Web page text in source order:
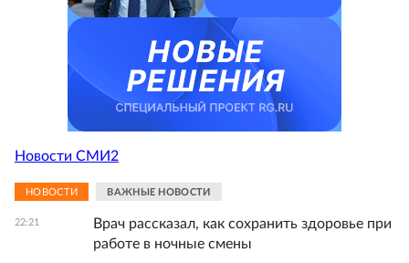
Новости СМИ2
НОВОСТИ ВАЖНЫЕ НОВОСТИ
22:21
Врач рассказал, как сохранить здоровье при
работе в ночные смены